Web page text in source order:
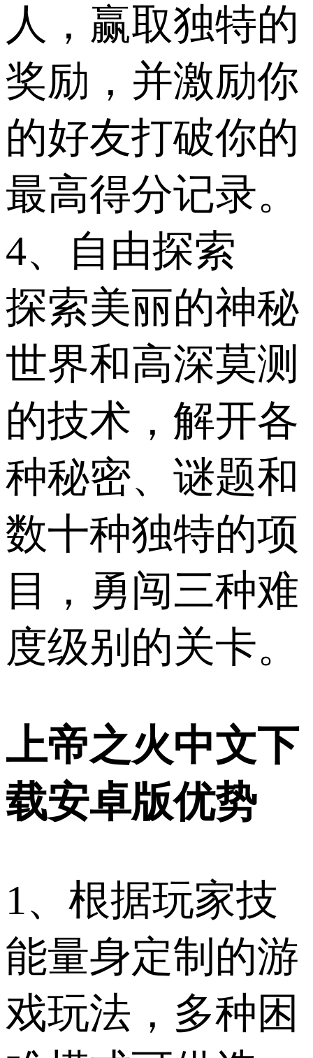
人，赢取独特的
奖励，并激励你
的好友打破你的
最高得分记录。
4、自由探索
探索美丽的神秘
世界和高深莫测
的技术，解开各
种秘密、谜题和
数十种独特的项
目，勇闯三种难
度级别的关卡。
上帝之火中文下
载安卓版优势
1、根据玩家技
能量身定制的游
戏玩法，多种困